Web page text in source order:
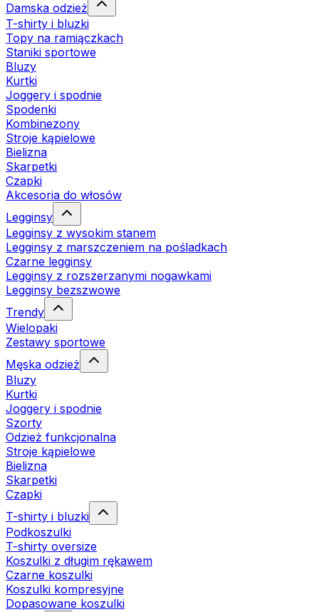
Damska odzież
T-shirty i bluzki
Topy na ramiączkach
Staniki sportowe
Bluzy
Kurtki
Joggery i spodnie
Spodenki
Kombinezony
Stroje kąpielowe
Bielizna
Skarpetki
Czapki
Akcesoria do włosów
Legginsy
Legginsy z wysokim stanem
Legginsy z marszczeniem na pośladkach
Czarne legginsy
Legginsy z rozszerzanymi nogawkami
Legginsy bezszwowe
Trendy
Wielopaki
Zestawy sportowe
Męska odzież
Bluzy
Kurtki
Joggery i spodnie
Szorty
Odzież funkcjonalna
Stroje kąpielowe
Bielizna
Skarpetki
Czapki
T-shirty i bluzki
Podkoszulki
T-shirty oversize
Koszulki z długim rękawem
Czarne koszulki
Koszulki kompresyjne
Dopasowane koszulki